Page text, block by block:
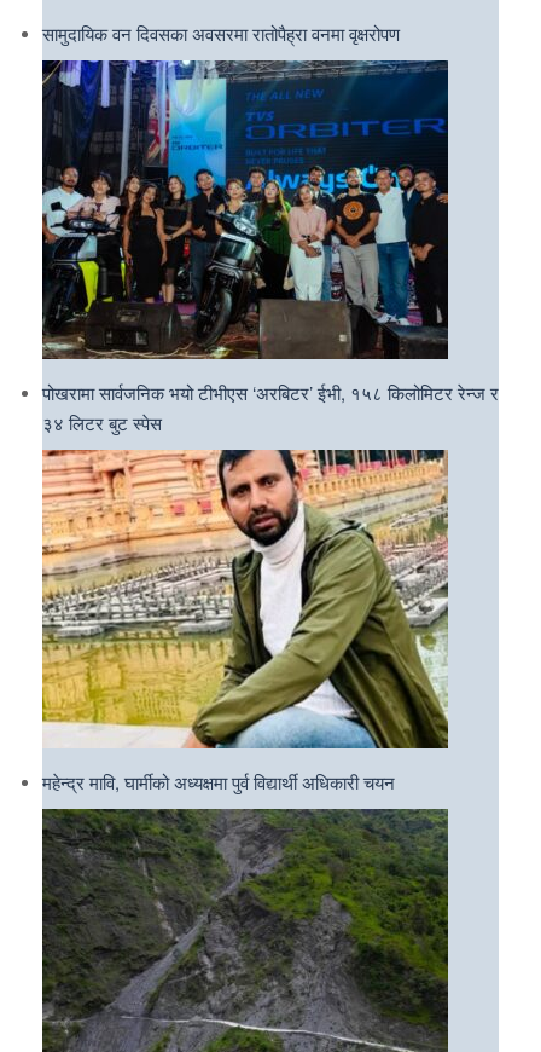
सामुदायिक वन दिवसका अवसरमा रातोपैह्रा वनमा वृक्षरोपण
पोखरामा सार्वजनिक भयो टीभीएस ‘अरबिटर’ ईभी, १५८ किलोमिटर रेन्ज र
३४ लिटर बुट स्पेस
महेन्द्र मावि, घार्मीको अध्यक्षमा पुर्व विद्यार्थी अधिकारी चयन